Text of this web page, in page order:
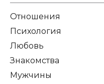
Отношения
Психология
Любовь
Знакомства
Мужчины